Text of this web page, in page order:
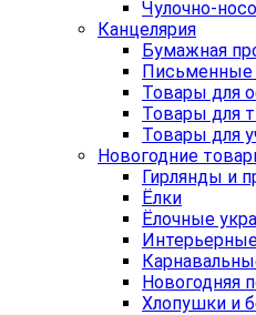
Чулочно-
Канцелярия
Бумажная
Письменные
Товары для
Товары для
Товары для
Новогодние
Гирлянды и
Ёлки
Ёлочные
Новогодняя
Хлопушки и